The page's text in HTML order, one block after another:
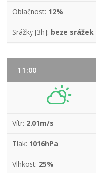
Oblačnost: 12%
Srážky [3h]: beze srážek
11:00
Vítr: 2.01m/s
Tlak: 1016hPa
Vlhkost: 25%